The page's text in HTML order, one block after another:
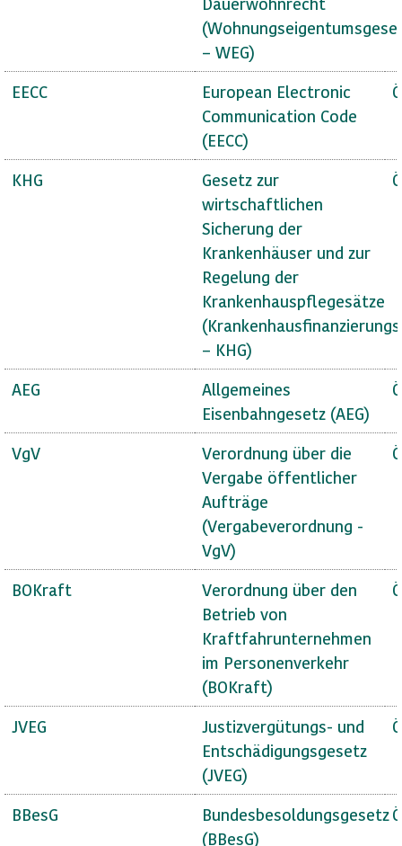
– WEG)
EECC
European Electronic
Communication Code
(EECC)
KHG
Gesetz zur
wirtschaftlichen
Sicherung der
Krankenhäuser und zur
Regelung der
Krankenhauspflegesätze
– KHG)
AEG
Allgemeines
Eisenbahngesetz (AEG)
VgV
Verordnung über die
Vergabe öffentlicher
Aufträge
(Vergabeverordnung -
VgV)
BOKraft
Verordnung über den
Betrieb von
Kraftfahrunternehmen
im Personenverkehr
(BOKraft)
JVEG
Justizvergütungs- und
Entschädigungsgesetz
(JVEG)
BBesG
Bundesbesoldungsgesetz
(BBesG)